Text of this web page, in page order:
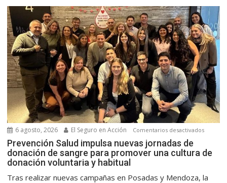
6 agosto, 2026 El Seguro en Acción Comentarios desactivadosen
Salud
Prevención Salud impulsa nuevas jornadas de
donación de sangre para promover una cultura de
donación voluntaria y habitual
Tras realizar nuevas campañas en Posadas y Mendoza, la